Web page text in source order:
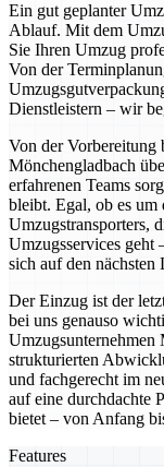
Ein gut geplanter
Ablauf. Mit dem
Sie Ihren Umzug
Von der
Dienstleistern – wir
Von der Vorbereitung
Mönchengladbach
erfahrenen Teams
bleibt. Egal, ob es um
Umzugstransporters,
Umzugsservices geht
sich auf den nächsten
Der Einzug ist der
bei uns genauso
Umzugsunternehmen
strukturierten
und fachgerecht im
auf eine durchdachte
bietet – von Anfang
Features